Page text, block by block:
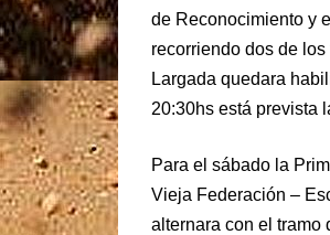
de Reconocimiento y
recorriendo dos de
Largada quedara
20:30hs está prevista
Para el sábado la
Vieja Federación –
alternara con el tramo